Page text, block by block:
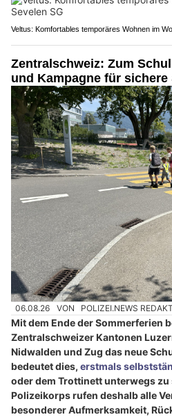
Veltus: Komfortables temporäres Wohnen im
Zentralschweiz: Zum
und Kampagne für sichere
06.08.26 VON POLIZEI.NEWS
Mit dem Ende der Sommerferien
Zentralschweizer Kantonen
Nidwalden und Zug das neue
bedeutet dies, erstmals
oder dem Trottinett unterwegs
Polizeikorps rufen deshalb alle
besonderer Aufmerksamkeit,